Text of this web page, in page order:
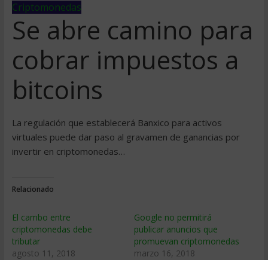
Criptomonedas
Se abre camino para
cobrar impuestos a
bitcoins
La regulación que establecerá Banxico para activos
virtuales puede dar paso al gravamen de ganancias por
invertir en criptomonedas…
Relacionado
El cambo entre
criptomonedas debe
tributar
agosto 11, 2018
Google no permitirá
publicar anuncios que
promuevan criptomonedas
marzo 16, 2018